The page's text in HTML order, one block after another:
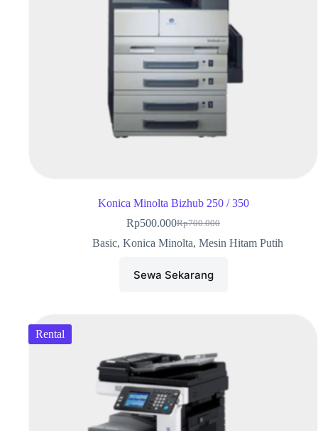
Konica Minolta Bizhub 250 / 350
Rp700.000
Rp500.000
Basic, Konica Minolta, Mesin Hitam Putih
Sewa Sekarang
Rental